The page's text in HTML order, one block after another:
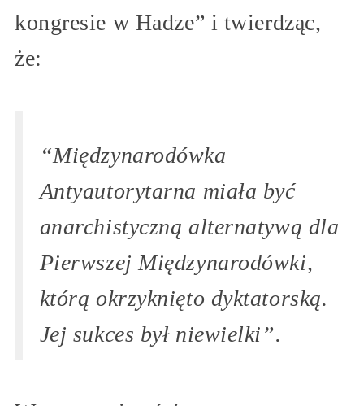
kongresie w Hadze” i twierdząc,
że:
“Międzynarodówka
Antyautorytarna miała być
anarchistyczną alternatywą dla
Pierwszej Międzynarodówki,
którą okrzyknięto dyktatorską.
Jej sukces był niewielki”.